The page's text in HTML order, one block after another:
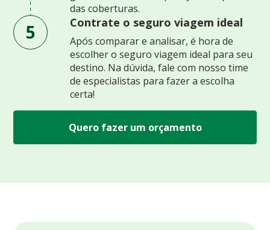
das coberturas.
5 Contrate o seguro viagem ideal
Após comparar e analisar, é hora de
escolher o seguro viagem ideal para seu
destino. Na dúvida, fale com nosso time
de especialistas para fazer a escolha
certa!
Quero fazer um orçamento